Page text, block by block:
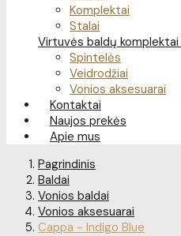
Komplektai
Stalai
Virtuvės baldų komplektai
Spintelės
Veidrodžiai
Vonios aksesuarai
Kontaktai
Naujos prekės
Apie mus
Pagrindinis
Baldai
Vonios baldai
Vonios aksesuarai
Cappa - Indigo Blue